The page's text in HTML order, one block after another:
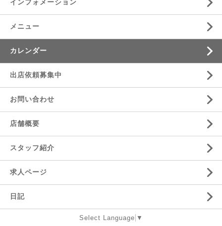
インフォメーション
メニュー
カレンダー
出店依頼募集中
お問い合わせ
店舗概要
スタッフ紹介
求人ページ
日記
Select Language ▼